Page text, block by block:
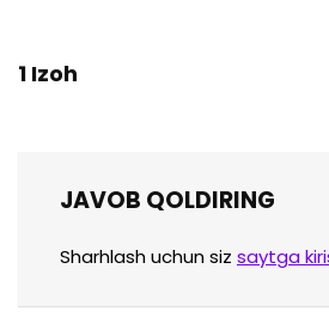
1 Izoh
JAVOB QOLDIRING
Sharhlash uchun siz saytga